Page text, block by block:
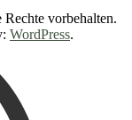
Rechte vorbehalten.
WordPress.